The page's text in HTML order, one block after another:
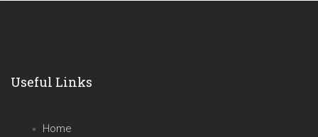
Useful Links
Home